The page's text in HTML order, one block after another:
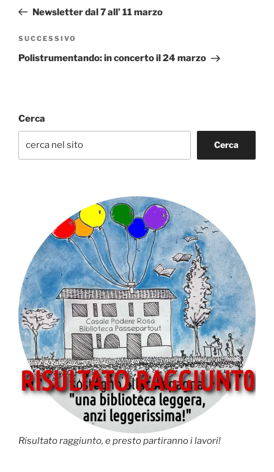
precedente:
Newsletter dal 7 all’ 11 marzo
Articolo
successivo
SUCCESSIVO
Polistrumentando: in concerto il 24 marzo
Cerca
Cerca
Risultato raggiunto, e presto partiranno i lavori!